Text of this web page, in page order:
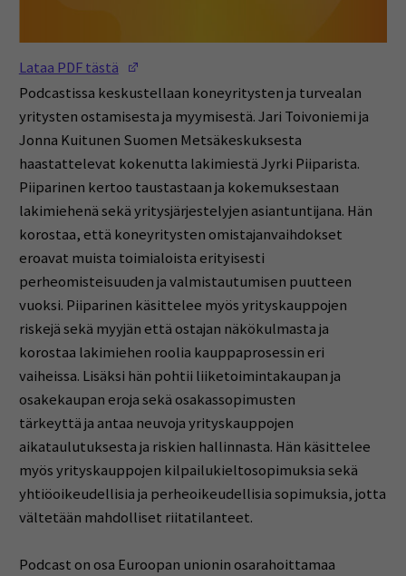
Lataa PDF tästä
Podcastissa keskustellaan koneyritysten ja turvealan
yritysten ostamisesta ja myymisestä. Jari Toivoniemi ja
Jonna Kuitunen Suomen Metsäkeskuksesta
haastattelevat kokenutta lakimiestä Jyrki Piiparista.
Piiparinen kertoo taustastaan ja kokemuksestaan
lakimiehenä sekä yritysjärjestelyjen asiantuntijana. Hän
korostaa, että koneyritysten omistajanvaihdokset
eroavat muista toimialoista erityisesti
perheomisteisuuden ja valmistautumisen puutteen
vuoksi. Piiparinen käsittelee myös yrityskauppojen
riskejä sekä myyjän että ostajan näkökulmasta ja
korostaa lakimiehen roolia kauppaprosessin eri
vaiheissa. Lisäksi hän pohtii liiketoimintakaupan ja
osakekaupan eroja sekä osakassopimusten
tärkeyttä ja antaa neuvoja yrityskauppojen
aikataulutuksesta ja riskien hallinnasta. Hän käsittelee
myös yrityskauppojen kilpailukieltosopimuksia sekä
yhtiöoikeudellisia ja perheoikeudellisia sopimuksia, jotta
vältetään mahdolliset riitatilanteet.
Podcast on osa Euroopan unionin osarahoittamaa